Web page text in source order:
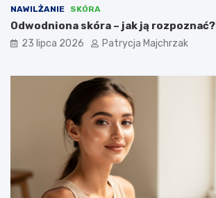
NAWILŻANIE SKÓRA
Odwodniona skóra – jak ją rozpoznać?
23 lipca 2026 Patrycja Majchrzak